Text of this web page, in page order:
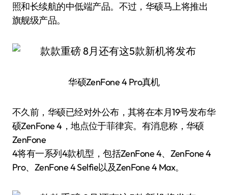
照和长续航的中低端产品。不过，华硕马上将推出
旗舰级产品。
华硕ZenFone 4 Pro真机
不久前，华硕已经对外公布，其将在本月19号发布华
硕ZenFone 4，地点位于菲律宾。有消息称，华硕
ZenFone
4将有一系列4款机型，包括ZenFone 4、ZenFone 4
Pro、ZenFone 4 Selfie以及ZenFone 4 Max。